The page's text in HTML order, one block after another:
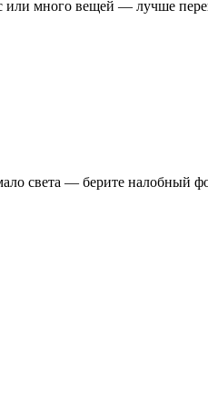
много вещей — лучше
света — берите налобный